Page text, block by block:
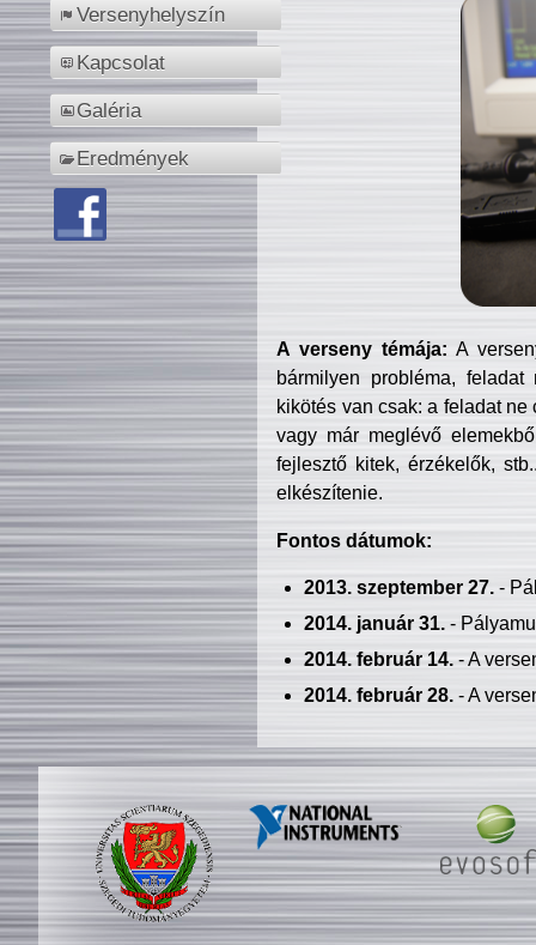
Versenyhelyszín
Kapcsolat
Galéria
Eredmények
A verseny témája: A
bármilyen probléma, feladat
kikötés van csak: a feladat
vagy már meglévő
fejlesztő kitek, érzékelők,
elkészítenie.
Fontos dátumok:
2013. szeptember 27.-
2014. január 31.-
2014. február 14.- A
2014. február 28.- A